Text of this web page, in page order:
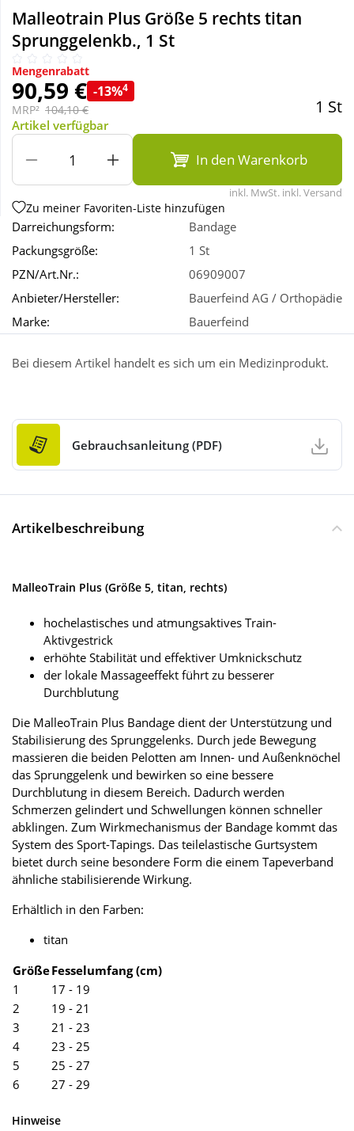
Natur & Homöopathie
Sanitätshaus
Sport & Fitness
Tierbedarf
Wellness
Malleotrain Plus Größe 5 rechts titan
Sprunggelenkb., 1 St
Mengenrabatt
90,59 € -13%4
MRP² 104,10 € 1 St
Artikel verfügbar
In den Warenkorb
inkl. MwSt. inkl. Versand
Zu meiner Favoriten-Liste hinzufügen
Darreichungsform:
Bandage
Packungsgröße:
1 St
PZN/Art.Nr.:
06909007
Anbieter/Hersteller:
Bauerfeind AG / Orthopädie
Marke:
Bauerfeind
Bei diesem Artikel handelt es sich um ein Medizinprodukt.
Gebrauchsanleitung (PDF)
Artikelbeschreibung
MalleoTrain Plus (Größe 5, titan, rechts)
hochelastisches und atmungsaktives Train-
Aktivgestrick
erhöhte Stabilität und effektiver Umknickschutz
der lokale Massageeffekt führt zu besserer
Durchblutung
Die MalleoTrain Plus Bandage dient der Unterstützung und
Stabilisierung des Sprunggelenks. Durch jede Bewegung
massieren die beiden Pelotten am Innen- und Außenknöchel
das Sprunggelenk und bewirken so eine bessere
Durchblutung in diesem Bereich. Dadurch werden
Schmerzen gelindert und Schwellungen können schneller
abklingen. Zum Wirkmechanismus der Bandage kommt das
System des Sport-Tapings. Das teilelastische Gurtsystem
bietet durch seine besondere Form die einem Tapeverband
ähnliche stabilisierende Wirkung.
Erhältlich in den Farben:
titan
GrößeFesselumfang (cm)
1
17 - 19
2
19 - 21
3
21 - 23
4
23 - 25
5
25 - 27
6
27 - 29
Hinweise